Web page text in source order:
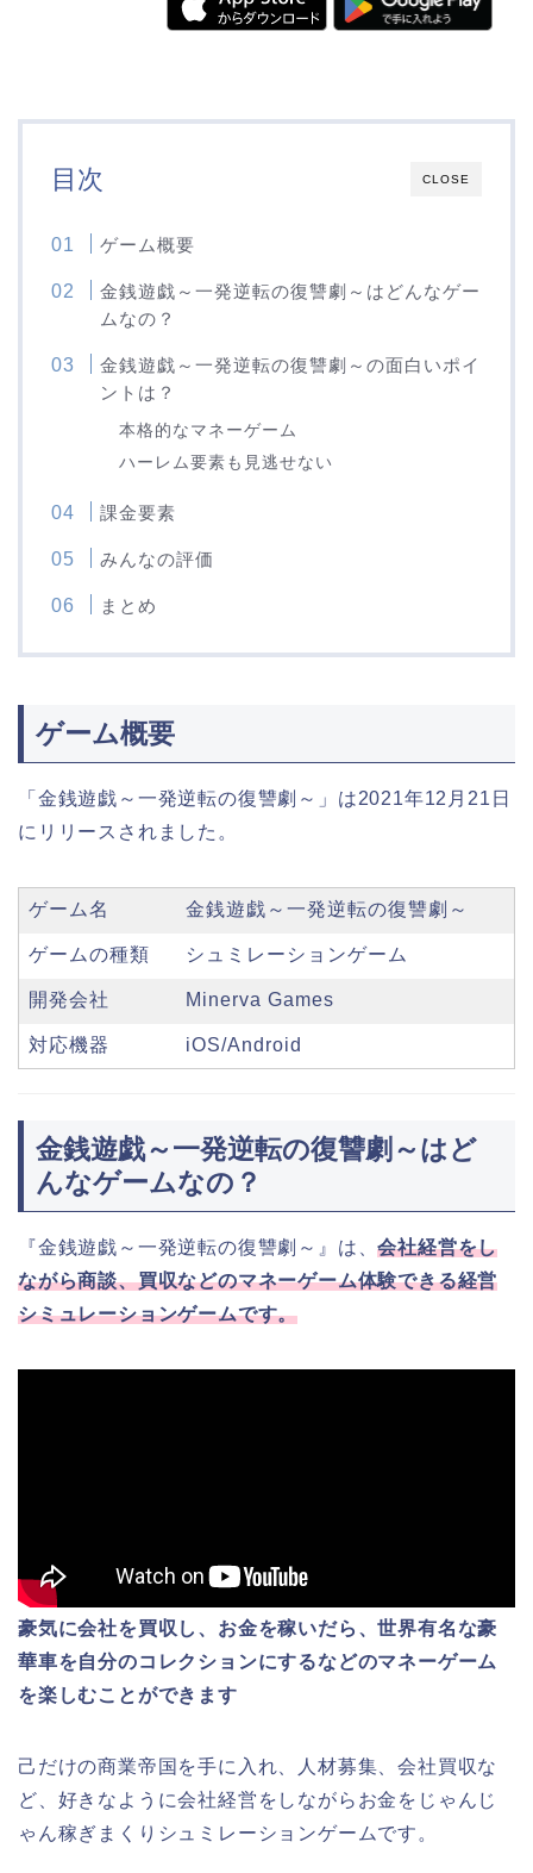
CLOSE
目次
ゲーム概要
金銭遊戯～一発逆転の復讐劇～はどんなゲー
ムなの？
金銭遊戯～一発逆転の復讐劇～の面白いポイ
ントは？
本格的なマネーゲーム
ハーレム要素も見逃せない
課金要素
みんなの評価
まとめ
ゲーム概要
「金銭遊戯～一発逆転の復讐劇～」は2021年12月21日
にリリースされました。
ゲーム名 金銭遊戯～一発逆転の復讐劇～
ゲームの種類 シュミレーションゲーム
開発会社 Minerva Games
対応機器 iOS/Android
金銭遊戯～一発逆転の復讐劇～はど
んなゲームなの？
『金銭遊戯～一発逆転の復讐劇～』は、会社経営をし
ながら商談、買収などのマネーゲーム体験できる経営
シミュレーションゲームです。
豪気に会社を買収し、お金を稼いだら、世界有名な豪
華車を自分のコレクションにするなどのマネーゲーム
を楽しむことができます
己だけの商業帝国を手に入れ、人材募集、会社買収な
ど、好きなように会社経営をしながらお金をじゃんじ
ゃん稼ぎまくりシュミレーションゲームです。